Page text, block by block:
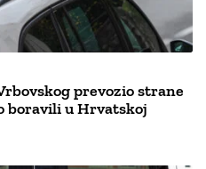
prevozio strane
boravili u Hrvatskoj